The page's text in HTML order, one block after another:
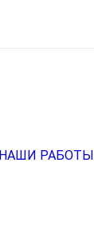
НАШИ РАБОТЫ